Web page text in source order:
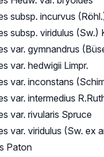
subsp. incurvus
subsp. viridulus (Sw.)
var. gymnandrus
var. hedwigii Limpr.
var. inconstans
var. intermedius
var. rivularis Spruce
var. viridulus (Sw. ex
Paton